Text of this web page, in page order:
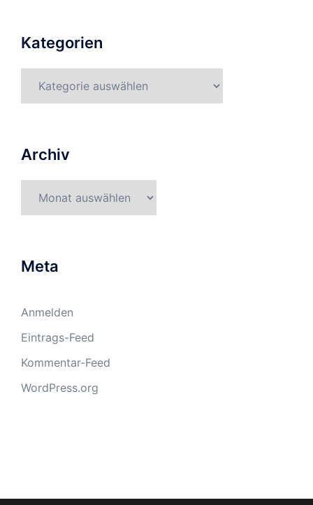
Kategorien
Archiv
Meta
Anmelden
Eintrags-Feed
Kommentar-Feed
WordPress.org